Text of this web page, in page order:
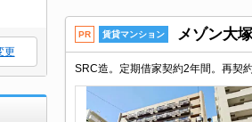
更
PR 賃貸マンション メゾン大塚